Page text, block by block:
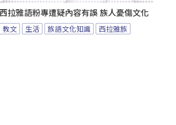
西拉雅語粉專遭疑內容有誤 族人憂傷文化
教文 生活 族語文化知識 西拉雅族